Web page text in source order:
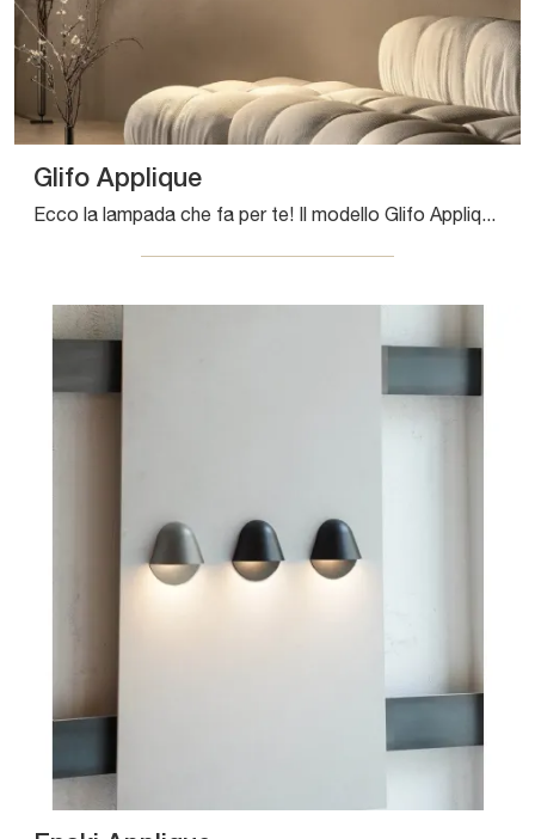
Glifo Applique
Ecco la lampada che fa per te! Il modello Glifo Applique è una tra le nostre lampade da parete di Pentalight.